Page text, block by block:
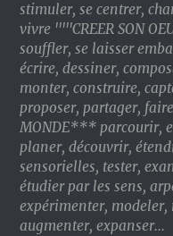
stimuler, se centrer,
vivre '''''CREER SON
souffler, se laisser
écrire, dessiner,
monter, construire,
proposer, partager,
MONDE*** parcourir,
planer, découvrir,
sensorielles, tester,
étudier par les sens,
expérimenter,
augmenter, expanser…